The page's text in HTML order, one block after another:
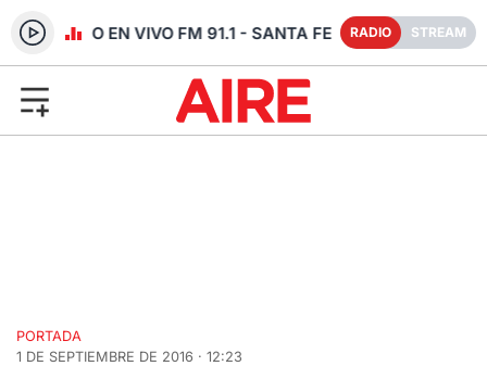
RADIO EN VIVO FM 91.1 - SANTA FE RADIO STREAM
PORTADA
1 DE SEPTIEMBRE DE 2016 · 12:23